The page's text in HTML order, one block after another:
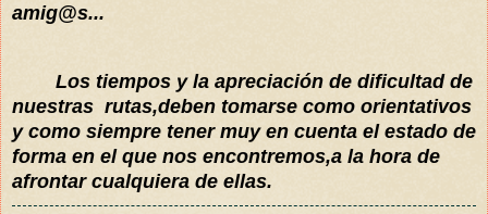
amig@s...
Los tiempos y la apreciación de dificultad de
nuestras rutas,deben tomarse como orientativos
y como siempre tener muy en cuenta el estado de
forma en el que nos encontremos,a la hora de
afrontar cualquiera de ellas.